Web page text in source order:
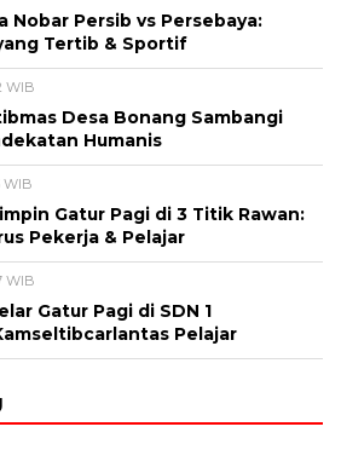
Nobar Persib vs Persebaya:
Tertib & Sportif
WIB
Desa Bonang Sambangi
Humanis
WIB
Gatur Pagi di 3 Titik Rawan:
Pekerja & Pelajar
WIB
Gatur Pagi di SDN 1
Pelajar